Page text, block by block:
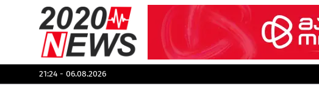
21:24 - 06.08.2026